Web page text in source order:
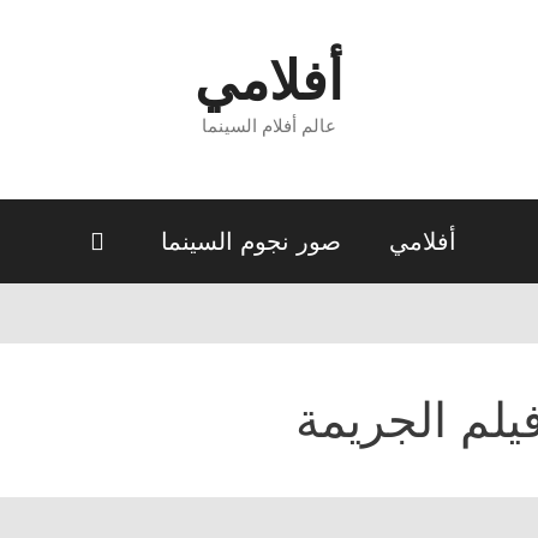
أفلامي
عالم أفلام السينما
أفلامي صور نجوم السينما
الجريمة